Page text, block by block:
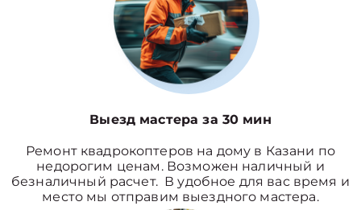
Выезд мастера за 30 мин
Ремонт квадрокоптеров на дому в Казани по
недорогим ценам. Возможен наличный и
безналичный расчет. В удобное для вас время и
место мы отправим выездного мастера.